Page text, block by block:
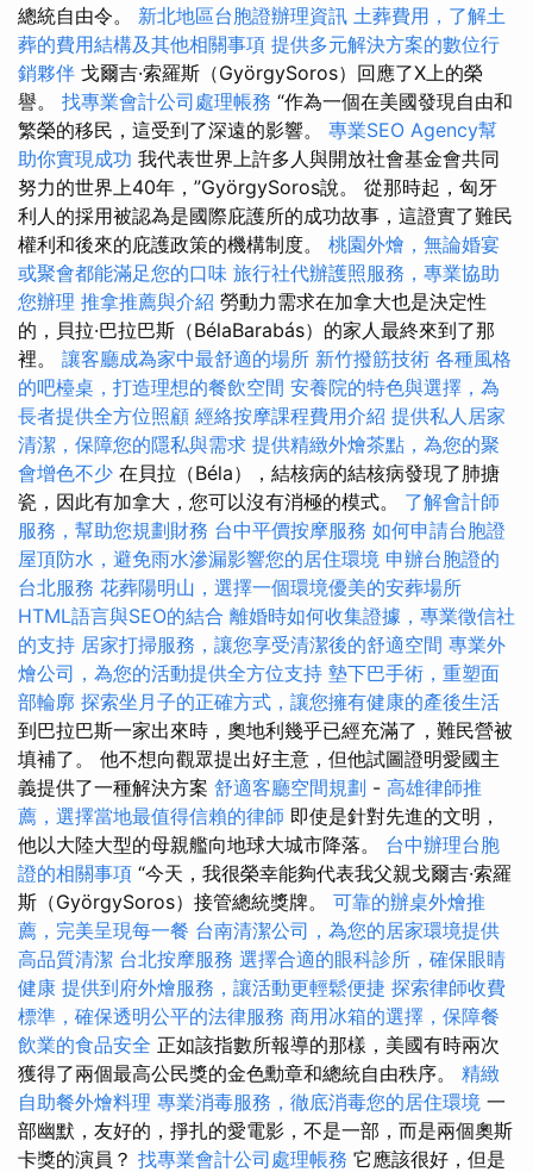
總統自由令。 新北地區台胞證辦理資訊 土葬費用，了解土
葬的費用結構及其他相關事項 提供多元解決方案的數位行
銷夥伴 戈爾吉·索羅斯（GyörgySoros）回應了X上的榮
譽。 找專業會計公司處理帳務 “作為一個在美國發現自由和
繁榮的移民，這受到了深遠的影響。 專業SEO Agency幫
助你實現成功 我代表世界上許多人與開放社會基金會共同
努力的世界上40年，”GyörgySoros說。 從那時起，匈牙
利人的採用被認為是國際庇護所的成功故事，這證實了難民
權利和後來的庇護政策的機構制度。 桃園外燴，無論婚宴
或聚會都能滿足您的口味 旅行社代辦護照服務，專業協助
您辦理 推拿推薦與介紹 勞動力需求在加拿大也是決定性
的，貝拉·巴拉巴斯（BélaBarabás）的家人最終來到了那
裡。 讓客廳成為家中最舒適的場所 新竹撥筋技術 各種風格
的吧檯桌，打造理想的餐飲空間 安養院的特色與選擇，為
長者提供全方位照顧 經絡按摩課程費用介紹 提供私人居家
清潔，保障您的隱私與需求 提供精緻外燴茶點，為您的聚
會增色不少 在貝拉（Béla），結核病的結核病發現了肺搪
瓷，因此有加拿大，您可以沒有消極的模式。 了解會計師
服務，幫助您規劃財務 台中平價按摩服務 如何申請台胞證
屋頂防水，避免雨水滲漏影響您的居住環境 申辦台胞證的
台北服務 花葬陽明山，選擇一個環境優美的安葬場所
HTML語言與SEO的結合 離婚時如何收集證據，專業徵信社
的支持 居家打掃服務，讓您享受清潔後的舒適空間 專業外
燴公司，為您的活動提供全方位支持 墊下巴手術，重塑面
部輪廓 探索坐月子的正確方式，讓您擁有健康的產後生活
到巴拉巴斯一家出來時，奧地利幾乎已經充滿了，難民營被
填補了。 他不想向觀眾提出好主意，但他試圖證明愛國主
義提供了一種解決方案 舒適客廳空間規劃 - 高雄律師推
薦，選擇當地最值得信賴的律師 即使是針對先進的文明，
他以大陸大型的母親艦向地球大城市降落。 台中辦理台胞
證的相關事項 “今天，我很榮幸能夠代表我父親戈爾吉·索羅
斯（GyörgySoros）接管總統獎牌。 可靠的辦桌外燴推
薦，完美呈現每一餐 台南清潔公司，為您的居家環境提供
高品質清潔 台北按摩服務 選擇合適的眼科診所，確保眼睛
健康 提供到府外燴服務，讓活動更輕鬆便捷 探索律師收費
標準，確保透明公平的法律服務 商用冰箱的選擇，保障餐
飲業的食品安全 正如該指數所報導的那樣，美國有時兩次
獲得了兩個最高公民獎的金色勳章和總統自由秩序。 精緻
自助餐外燴料理 專業消毒服務，徹底消毒您的居住環境 一
部幽默，友好的，掙扎的愛電影，不是一部，而是兩個奧斯
卡獎的演員？ 找專業會計公司處理帳務 它應該很好，但是